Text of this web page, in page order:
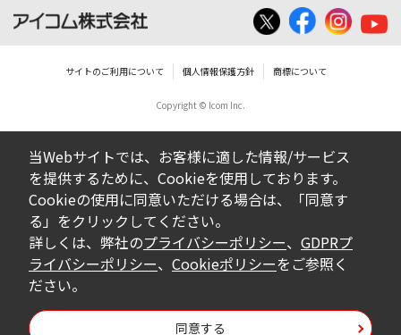
ダウンロードした取扱説明書等に使用され
の転用は一切出来ません。
ダウンロードした取扱説明書およびその他す
べての掲載物の変更は一切行わないでくださ
い。お客様による内容の変更により、何らか
の欠陥が生じたとしても、弊社では一切の保
証をいたしません。また、内容の変更の結
果、万一お客様に損害が生じたとしても、弊
社及び販売店等は一切の責任を負いません。
掲載の取扱説明書等は、製品発売当時の内容
になっております。内容において、法律、仕
サイトのご利用について 個人情報保護方針 商標について
Copyright © Icom Inc.
当Webサイトでは、お客様に適した情報/サービス
を提供するために、Cookieを使用しております。
Cookieの使用に同意いただける場合は、「同意す
る」をクリックしてください。
詳しくは、弊社のプライバシーポリシー、 GDPRプ
ライバシーポリシー、 Cookieポリシーをご参照く
ださい。
同意する